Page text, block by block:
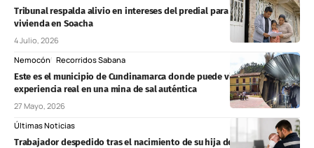
Tribunal respalda alivio en intereses del predial para propietarios de
vivienda en Soacha
4 Julio, 2026
Nemocón Recorridos Sabana
Este es el municipio de Cundinamarca donde puede vivir una
experiencia real en una mina de sal auténtica
27 Mayo, 2026
Últimas Noticias
Trabajador despedido tras el nacimiento de su hija deberá ser